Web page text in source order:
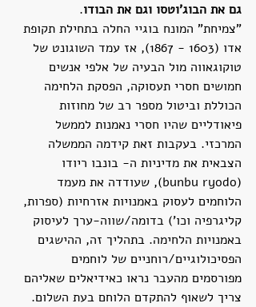
גם את הבוג'וטסו וגם את הבודו.
"צמיחת" המונח בוגיי החלה בתחילת תקופת
אדו (1603 - 1867), אז עמד השוגונט של
טוקוגאווה מול הבעיה של אלפי אנשים
חמושים חסרי תעסוקה, הפסקת הלחימה
הכוללת וביטול מספר רב של מחוזות
פיאודליים שהיו חסרי נאמנות לממשל
המרכזי. בעקבות זאת קידמה הממשלה
הצבאית את מדיניות ה- בונבו ריודו
(bunbu ryodo), שעודדה את מעמד
הלוחמים לעסוק באמנויות אזרחיות (ספרות,
קליגרפיה וכו') בדומה/שווה-ערך לעיסוק
באמנויות הלחימה. בתהליך זה, ההישגים
הפסיכולוגיים/רוחניים של לוחמים
מפורסמים מהעבר נראו כאידיאלים שאליהם
צריך לשאוף להתקדם הלוחם בעת השלום.